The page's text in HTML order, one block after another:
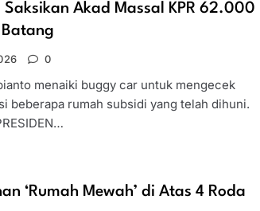
Saksikan Akad Massal KPR 62.000
0
menaiki buggy car untuk mengecek
beberapa rumah subsidi yang telah dihuni.
‘Rumah Mewah’ di Atas 4 Roda